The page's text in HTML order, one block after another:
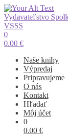
Vydavateľstvo
VSSS
0
0.00 €
Naše knihy
Výpredaj
Pripravujeme
O nás
Kontakt
Hľadať
Môj účet
0
0.00 €